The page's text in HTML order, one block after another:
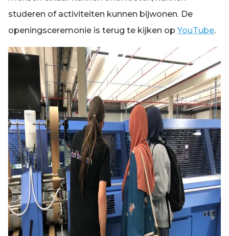
studeren of activiteiten kunnen bijwonen. De
openingsceremonie is terug te kijken opYouTube.